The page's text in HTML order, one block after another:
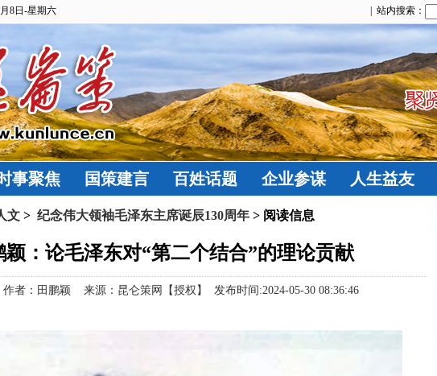
8日-星期六 | 站内搜索：
事聚焦 国策建言 百姓话题 企业参谋 人生益友
文 > 纪念伟大领袖毛泽东主席诞辰130周年 > 阅读信息
颖：论毛泽东对“第二个结合”的理论贡献
作者：田鹏颖 来源：昆仑策网【授权】 发布时间:2024-05-30 08:36:46